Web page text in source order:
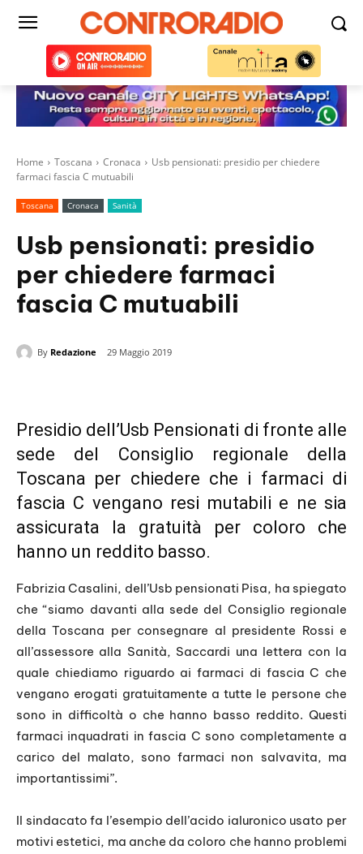
Home Toscana Cronaca
Usb pensionati: presidio per chiedere
farmaci fascia C mutuabili
Toscana Cronaca Sanità
Usb pensionati: presidio
per chiedere farmaci
fascia C mutuabili
By Redazione 29 Maggio 2019
Presidio dell’Usb Pensionati di fronte alle
sede del Consiglio regionale della
Toscana per chiedere che i farmaci di
fascia C vengano resi mutabili e ne sia
assicurata la gratuità per coloro che
hanno un reddito basso.
Fabrizia Casalini, dell’Usb pensionati Pisa, ha spiegato
che “siamo davanti alla sede del Consiglio regionale
della Toscana per consegnare al presidente Rossi e
all’assessore alla Sanità, Saccardi una lettera con la
quale chiediamo riguardo ai farmaci di fascia C che
vengano erogati gratuitamente a tutte le persone che
sono in difficoltà o che hanno basso reddito. Questi
farmaci inquadrati in fascia C sono completamente a
carico del malato, sono farmaci non salvavita, ma
importantissimi”.
Il sindacato fa l’esempio dell’acido ialuronico usato per
motivi estetici, ma anche da coloro che hanno problemi